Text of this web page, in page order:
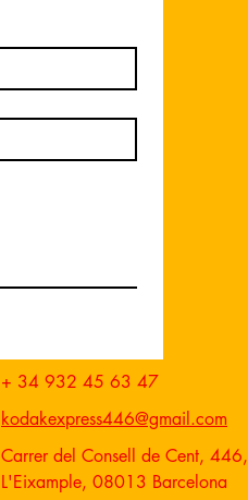
+ 34 932 45 63 47
kodakexpress446@gmail.com
Carrer del Consell de Cent, 446,
L'Eixample, 08013 Barcelona